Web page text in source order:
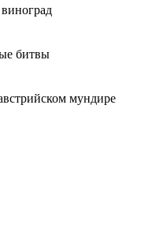
битвы
мундире